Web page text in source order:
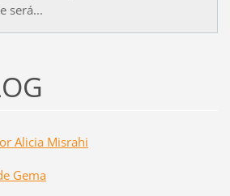
será...
Alicia Misrahi
Gema